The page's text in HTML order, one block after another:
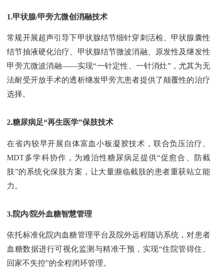
1.甲状腺/甲旁亢微创消融技术
常规开展超声引导下甲状腺结节细针穿刺活检、甲状腺囊性
结节抽液硬化治疗、甲状腺结节微波消融、原发性及继发性
甲旁亢微波消融——实现“一针定性、一针消灶”，尤其为无
法耐受开放手术的透析继发甲旁亢患者提供了颠覆性的治疗
选择。
2.糖尿病足“再生医学”保肢技术
在省内较早开展自体富血小板凝胶技术，联合负压治疗、
MDT多学科协作，为难治性糖尿病足提供“促愈合、防截
肢”的系统化保肢方案，让大量濒临截肢的患者重获站立能
力。
3.院内/院外血糖智慧管理
依托标准化院内血糖管理平台及院外远程随访系统，对患者
血糖数据进行可视化监测与精准干预，实现“住院管得住、
回家不失控”的全程闭环管理。